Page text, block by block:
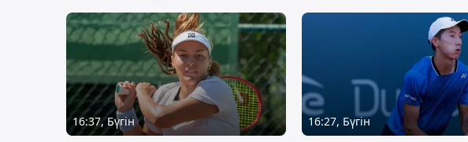
16:37, Бүгін 16:27, Бүгін